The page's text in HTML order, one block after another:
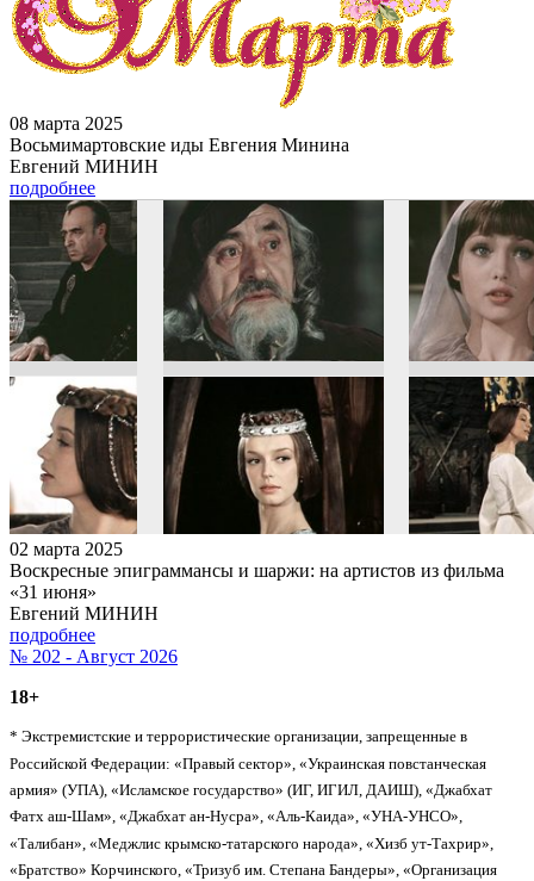
08 марта 2025
Восьмимартовские иды Евгения Минина
Евгений МИНИН
подробнее
02 марта 2025
Воскресные эпиграммансы и шаржи: на артистов из фильма
«31 июня»
Евгений МИНИН
подробнее
№ 202 - Август 2026
18+
* Экстремистские и террористические организации, запрещенные в
Российской Федерации: «Правый сектор», «Украинская повстанческая
армия» (УПА), «Исламское государство» (ИГ, ИГИЛ, ДАИШ), «Джабхат
Фатх аш-Шам», «Джабхат ан-Нусра», «Аль-Каида», «УНА-УНСО»,
«Талибан», «Меджлис крымско-татарского народа», «Хизб ут-Тахрир»,
«Братство» Корчинского, «Тризуб им. Степана Бандеры», «Организация